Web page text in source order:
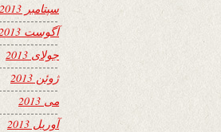
سپتامبر 2013
آگوست 2013
جولای 2013
ژوئن 2013
می 2013
آوریل 2013